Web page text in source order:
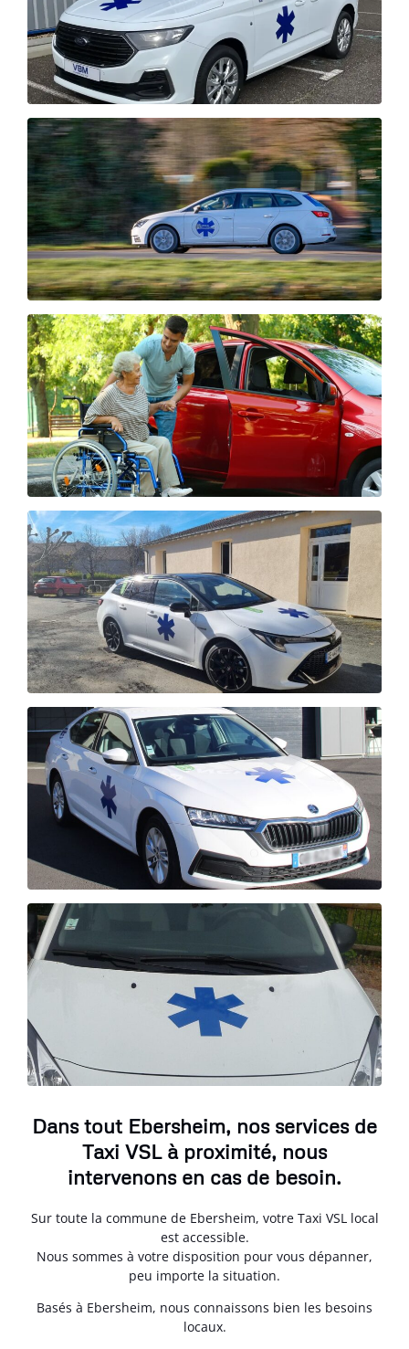
Dans tout Ebersheim, nos services de
Taxi VSL à proximité, nous
intervenons en cas de besoin.
Sur toute la commune de Ebersheim, votre Taxi VSL local
est accessible.
Nous sommes à votre disposition pour vous dépanner,
peu importe la situation.
Basés à Ebersheim, nous connaissons bien les besoins
locaux.